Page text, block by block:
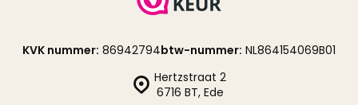
Hertzstraat 2
6716 BT, Ede
KVK nummer: 86942794btw-nummer: NL864154069B01